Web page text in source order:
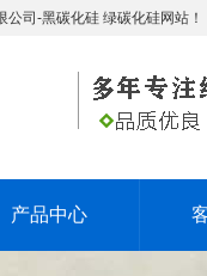
司-黑碳化硅 绿碳化硅网站！
产品中心